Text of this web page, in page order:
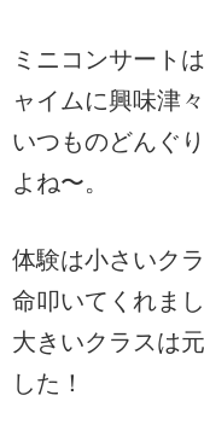
ミニコンサート
ャイムに興味津々
いつものどんぐ
よね〜。
体験は小さいク
命叩いてくれまし
大きいクラスは
した！